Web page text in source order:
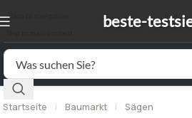
Startseite | Baumarkt | Sägen